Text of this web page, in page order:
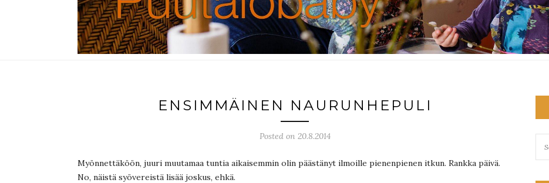
ENSIMMÄINEN NAURUNHEPULI
Posted on 20.8.2014
Myönnettäköön, juuri muutamaa tuntia aikaisemmin olin päästänyt ilmoille pienenpienen itkun. Rankka päivä.
No, näistä syövereistä lisää joskus, ehkä.